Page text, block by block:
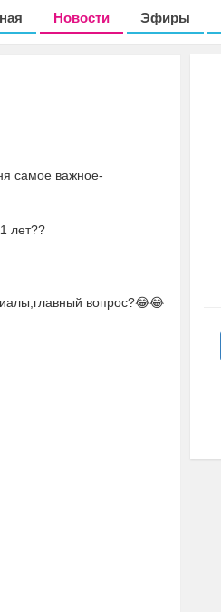
Новости Эфиры
самое важное-
лет??
вопрос?😂😂